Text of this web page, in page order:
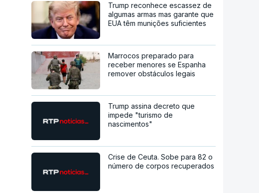
Trump reconhece escassez de
algumas armas mas garante que
EUA têm munições suficientes
Marrocos preparado para
receber menores se Espanha
remover obstáculos legais
Trump assina decreto que
impede "turismo de
nascimentos"
Crise de Ceuta. Sobe para 82 o
número de corpos recuperados